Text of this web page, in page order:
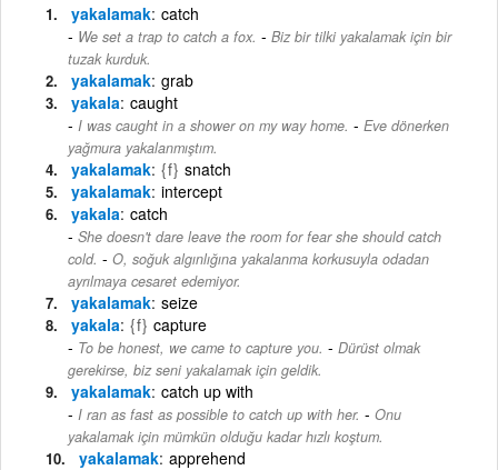
yakalamak catch
We set a trap to catch a fox. - Biz bir tilki yakalamak için bir
tuzak kurduk.
yakalamak grab
yakala caught
I was caught in a shower on my way home. - Eve dönerken
yağmura yakalanmıştım.
yakalamak {f} snatch
yakalamak intercept
yakala catch
She doesn't dare leave the room for fear she should catch
cold. - O, soğuk algınlığına yakalanma korkusuyla odadan
ayrılmaya cesaret edemiyor.
yakalamak seize
yakala {f} capture
To be honest, we came to capture you. - Dürüst olmak
gerekirse, biz seni yakalamak için geldik.
yakalamak catch up with
I ran as fast as possible to catch up with her. - Onu
yakalamak için mümkün olduğu kadar hızlı koştum.
yakalamak apprehend